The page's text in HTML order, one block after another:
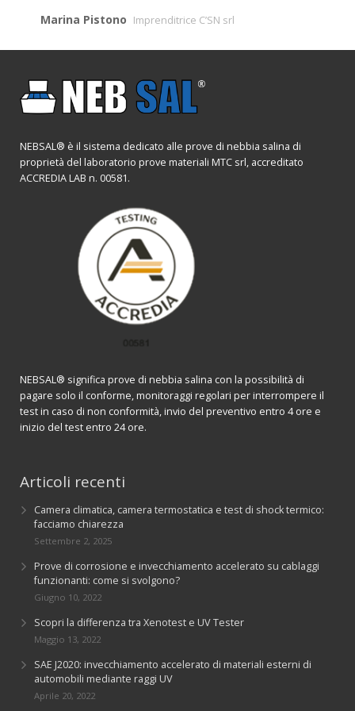
Marina Pistono Imprenditrice C’SN srl
NEBSAL® è il sistema dedicato alle prove di nebbia salina di
proprietà del laboratorio prove materiali MTC srl, accreditato
ACCREDIA LAB n. 00581.
NEBSAL® significa prove di nebbia salina con la possibilità di
pagare solo il conforme, monitoraggi regolari per interrompere il
test in caso di non conformità, invio del preventivo entro 4 ore e
inizio del test entro 24 ore.
Articoli recenti
Camera climatica, camera termostatica e test di shock termico:
facciamo chiarezza
Settembre 2, 2025
Prove di corrosione e invecchiamento accelerato su cablaggi
funzionanti: come si svolgono?
Giugno 10, 2022
Scopri la differenza tra Xenotest e UV Tester
Maggio 13, 2022
SAE J2020: invecchiamento accelerato di materiali esterni di
automobili mediante raggi UV
Aprile 20, 2022